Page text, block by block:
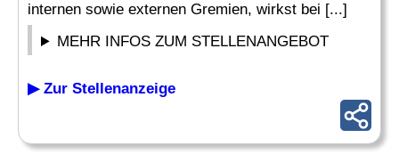
internen sowie externen Gremien, wirkst bei [...]
MEHR INFOS ZUM STELLENANGEBOT
▶ Zur Stellenanzeige